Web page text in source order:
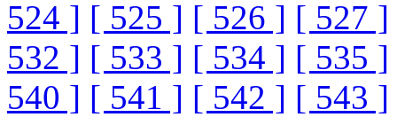
524 ] [ 525 ] [ 526 ] [ 527 ]
532 ] [ 533 ] [ 534 ] [ 535 ]
540 ] [ 541 ] [ 542 ] [ 543 ]